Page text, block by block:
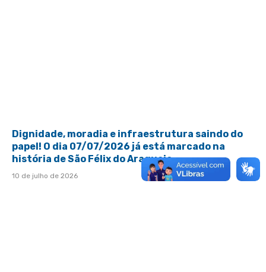
Dignidade, moradia e infraestrutura saindo do
papel! O dia 07/07/2026 já está marcado na
história de São Félix do Araguaia.
10 de julho de 2026